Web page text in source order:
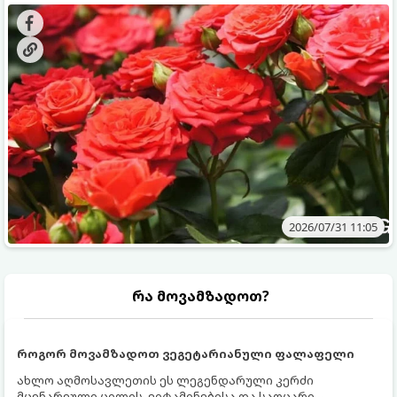
გამოკვება სჭირდებათ. ზაფხულის პერიოდში მცენარის
მოთხოვნილებები იცვლება, ამიტომ მნიშვნელოვანია
ვიცოდეთ, რომელი სასუქები გამოიყენება ამ დროს.
შედეგის მისაღწევად:
2026/07/31 11:05
რა მოვამზადოთ?
როგორ მოვამზადოთ ვეგეტარიანული ფალაფელი
ახლო აღმოსავლეთის ეს ლეგენდარული კერძი